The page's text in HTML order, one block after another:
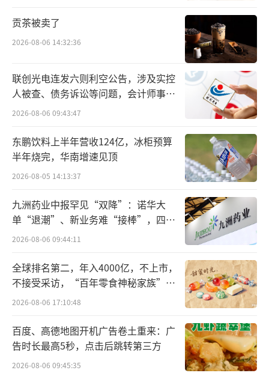
薪酬与前任CEO退休那年的年薪水平相近。
另外从这四位CEO薪酬高低的次序来看，2
023年格局与2022年维持一致，由高到低依次
为百事公司、可口可乐、亿滋、星巴克。其
中，百事公司的龙嘉德已连续四年拔得头筹，
时，他也是榜单上唯一一位年薪突破2亿的CE
O。
贡茶被卖了
2026-08-06 14:32:36
联创光电连发六则利空公告，涉及实控
人被查、债务诉讼等问题，会计师事务
所曾出具“保留意见”
2026-08-06 09:43:47
东鹏饮料上半年营收124亿，冰柜预算
半年烧完，华南增速见顶
2026-08-05 14:13:37
九洲药业中报罕见“双降”：诺华大
单“退潮”、新业务难“接棒”，四大
难关待闯
2026-08-06 09:44:11
全球排名第二，年入4000亿，不上市，
不接受采访，“百年零食神秘家族”浮
出水面？
2026-08-06 17:10:48
百度、高德地图开机广告卷土重来：广
告时长最高5秒，点击后跳转第三方
2026-08-06 09:45:35